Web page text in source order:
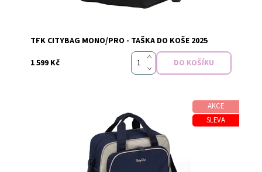
Značka: TFK
TFK CITYBAG MONO/PRO - TAŠKA DO KOŠE 2025
1 599 Kč
AKCE
SLEVA
Skladem